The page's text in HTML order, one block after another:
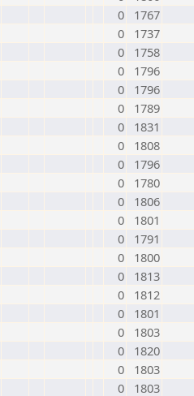
0
1767
0
1737
0
1758
0
1796
0
1796
0
1789
0
1831
0
1808
0
1796
0
1780
0
1806
0
1801
0
1791
0
1800
0
1813
0
1812
0
1801
0
1803
0
1820
0
1803
0
1803